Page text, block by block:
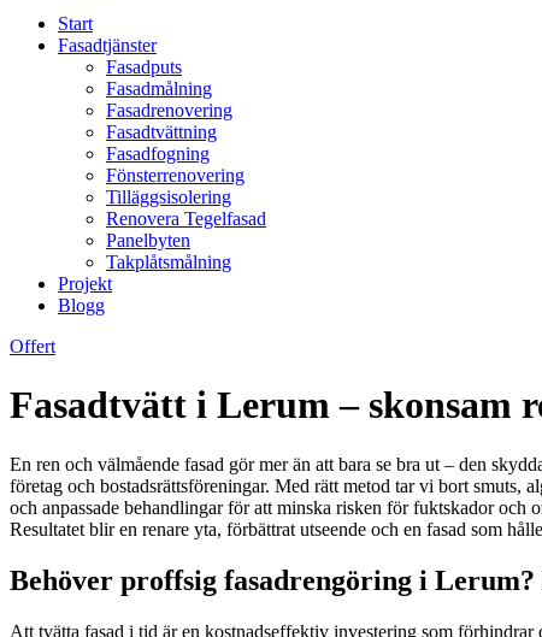
Start
Fasadtjänster
Fasadputs
Fasadmålning
Fasadrenovering
Fasadtvättning
Fasadfogning
Fönsterrenovering
Tilläggsisolering
Renovera Tegelfasad
Panelbyten
Takplåtsmålning
Projekt
Blogg
Offert
Fasadtvätt i Lerum – skonsam
En ren och välmående fasad gör mer än att bara se bra ut – den
företag och bostadsrättsföreningar. Med rätt metod tar vi bort smuts,
och anpassade behandlingar för att minska risken för fuktskador och
Resultatet blir en renare yta, förbättrat utseende och en fasad som
Behöver proffsig fasadrengöring i
Att tvätta fasad i tid är en kostnadseffektiv investering som